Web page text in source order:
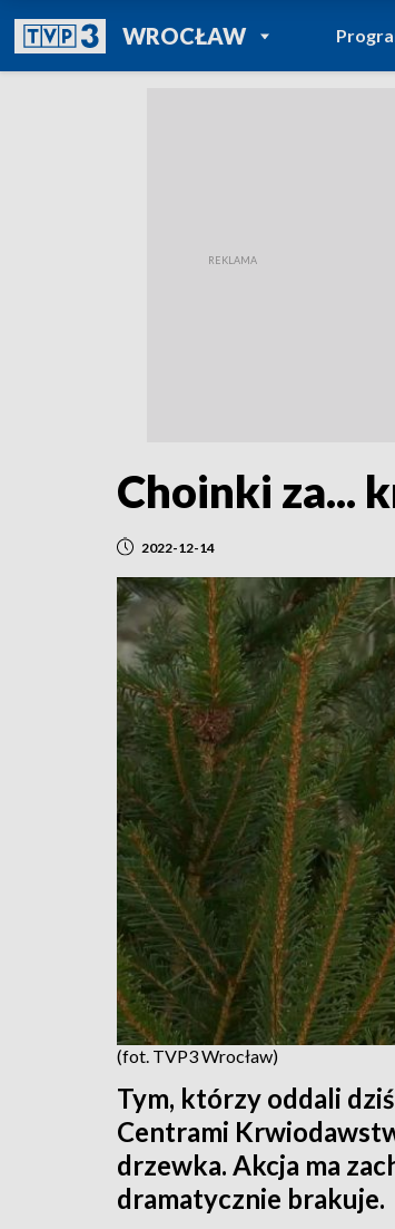
WROCŁAWPOWRÓT DO
TVP REGIONY
Choinki za...
2022-12-14
(fot. TVP3 Wrocław)
Tym, którzy oddali
Centrami
drzewka. Akcja ma
dramatycznie brakuje.